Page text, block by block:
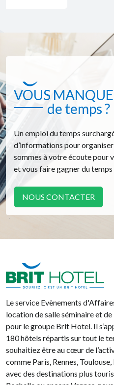
VOUS
de temps ?
Un emploi du temps
d’informations pour
sommes à votre écoute pour
et vous faire gagner du temps
NOUS CONTACTER
Brit Hotel
Le service Evènements
location de salle séminaire et
pour le groupe Brit Hotel. Il
180 hôtels répartis sur tout le
souhaitiez être au cœur de
comme Paris, Rennes,
avec des destinations plus